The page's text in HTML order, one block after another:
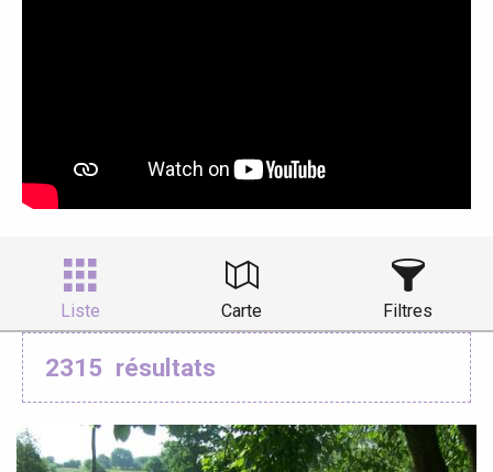
Liste Carte Filtres
2315 résultats